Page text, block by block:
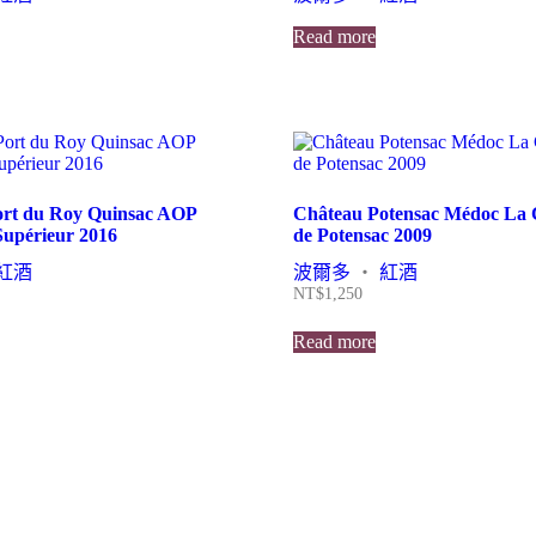
Read more
du Roy Quinsac AOP
2016
酒
Château Potensac Médoc La
de Potensac 2009
波爾多 ・紅酒
NT$1,250
Read more